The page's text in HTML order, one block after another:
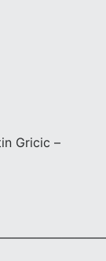
Gricic –